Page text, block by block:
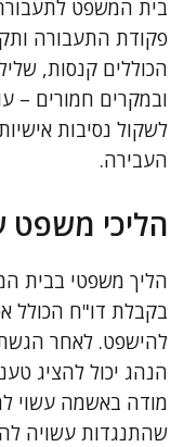
בית המשפט
פקודת התעבורה
הכוללים קנסות,
ובמקרים חמורים –
לשקול נסיבות
העבירה.
הליכי משפט
הליך משפטי בבית
בקבלת דו"ח הכולל
להישפט. לאחר
הנהג יכול להציג
מודה באשמה עשוי
שהתנגדות עשויה